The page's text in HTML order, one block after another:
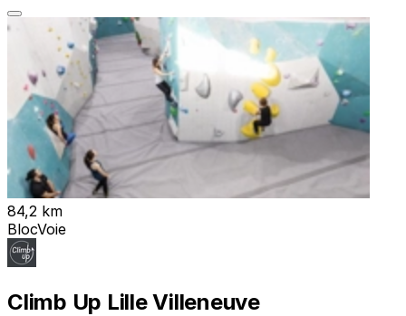
84,2 km
BlocVoie
Climb Up Lille Villeneuve